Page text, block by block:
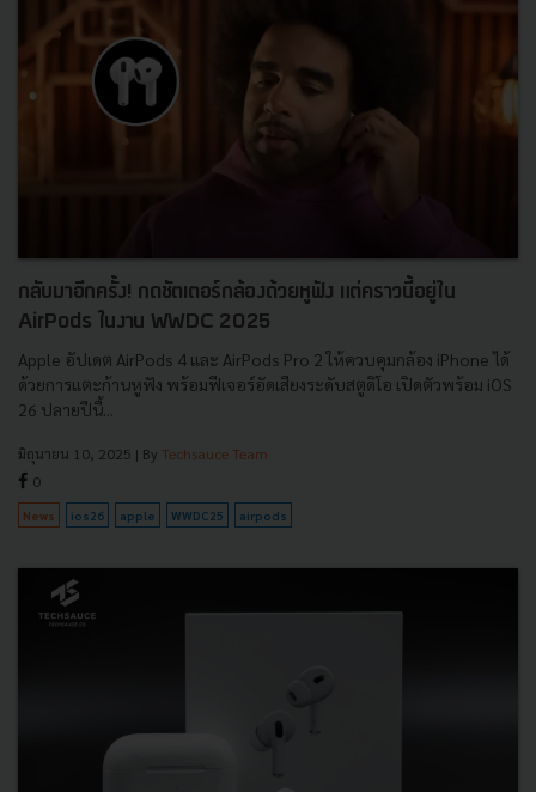
กลับมาอีกครั้ง! กดชัตเตอร์กล้องด้วยหูฟัง แต่คราวนี้อยู่ใน
AirPods ในงาน WWDC 2025
Apple อัปเดต AirPods 4 และ AirPods Pro 2 ให้ควบคุมกล้อง iPhone ได้
ด้วยการแตะก้านหูฟัง พร้อมฟีเจอร์อัดเสียงระดับสตูดิโอ เปิดตัวพร้อม iOS
26 ปลายปีนี้...
มิถุนายน 10, 2025 | By Techsauce Team
0
News ios26 apple WWDC25 airpods